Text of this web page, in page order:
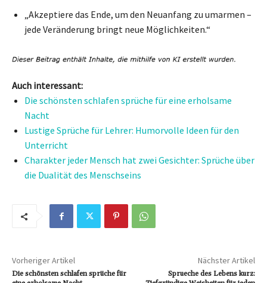
„Akzeptiere das Ende, um den Neuanfang zu umarmen –
jede Veränderung bringt neue Möglichkeiten.“
Auch interessant:
Die schönsten schlafen sprüche für eine erholsame
Nacht
Lustige Sprüche für Lehrer: Humorvolle Ideen für den
Unterricht
Charakter jeder Mensch hat zwei Gesichter: Sprüche über
die Dualität des Menschseins
Vorheriger Artikel
Die schönsten schlafen sprüche für
Nächster Artikel
Sprueche des Lebens kurz: